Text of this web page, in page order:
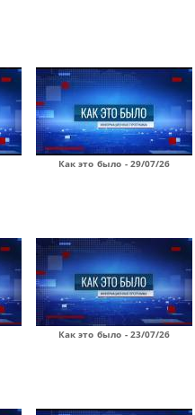
Как это было - 29/07/26
Как это было - 23/07/26